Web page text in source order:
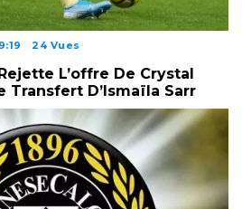
24 Vues
L’offre De Crystal
Transfert D’Ismaïla Sarr